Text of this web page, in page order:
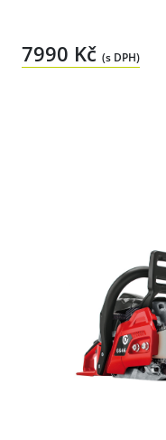
7990 Kč(s DPH)